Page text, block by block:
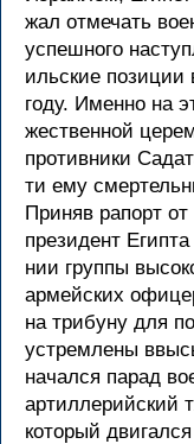
жал отмечать
успешного
ильские позиции
году. Именно на
жественной
противники
ти ему
Приняв рапорт
президент
нии группы
армейских
на трибуну для
устремлены
начался парад
артиллерийский
который